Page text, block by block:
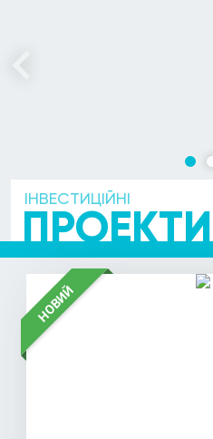
1
ПРОЕКТИ
ІНВЕСТИЦІЙНІ
НОВИЙ